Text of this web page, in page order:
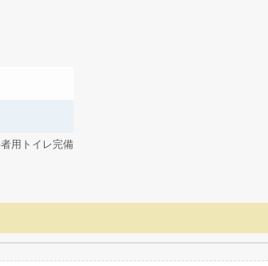
用トイレ完備